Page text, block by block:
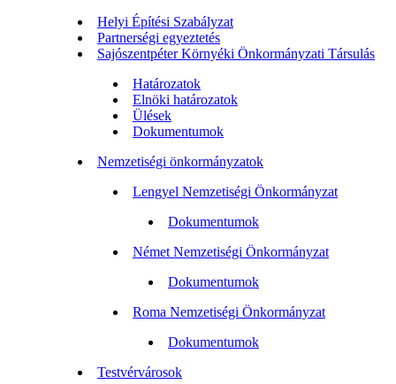
Helyi Építési Szabályzat
Partnerségi egyeztetés
Sajószentpéter Környéki Önkormányzati Társulás
Határozatok
Elnöki határozatok
Ülések
Dokumentumok
Nemzetiségi önkormányzatok
Lengyel Nemzetiségi Önkormányzat
Dokumentumok
Német Nemzetiségi Önkormányzat
Dokumentumok
Roma Nemzetiségi Önkormányzat
Dokumentumok
Testvérvárosok